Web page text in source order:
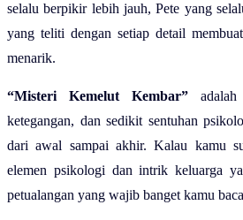
selalu berpikir lebih jauh, Pete yang
yang teliti dengan setiap detail
menarik.
“Misteri Kemelut Kembar”
ketegangan, dan sedikit sentuhan
dari awal sampai akhir. Kalau kamu
elemen psikologi dan intrik keluarga
petualangan yang wajib banget kamu